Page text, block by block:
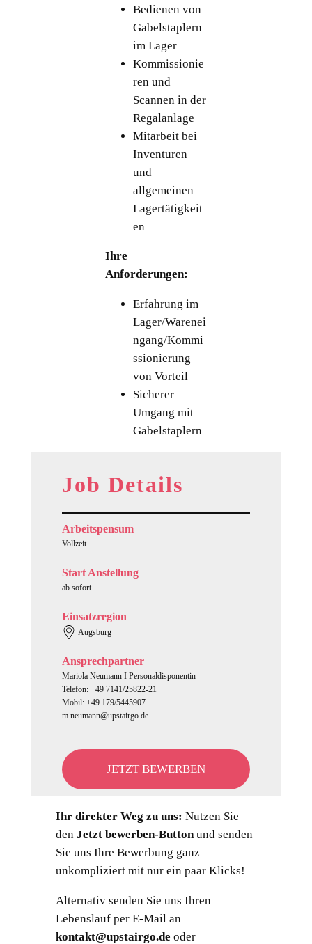
Bedienen von
Gabelstaplern
im Lager
Kommissionie
ren und
Scannen in der
Regalanlage
Mitarbeit bei
Inventuren
und
allgemeinen
Lagertätigkeit
en
Ihre
Anforderungen:
Erfahrung im
Lager/Warenei
ngang/Kommi
ssionierung
von Vorteil
Sicherer
Umgang mit
Gabelstaplern
Job Details
Arbeitspensum
Vollzeit
Start Anstellung
ab sofort
Einsatzregion
Augsburg
Ansprechpartner
Mariola Neumann I Personaldisponentin
Telefon: +49 7141/25822-21
Mobil: +49 179/5445907
m.neumann@upstairgo.de
JETZT BEWERBEN
Ihr direkter Weg zu uns: Nutzen Sie
den Jetzt bewerben-Button und senden
Sie uns Ihre Bewerbung ganz
unkompliziert mit nur ein paar Klicks!
Alternativ senden Sie uns Ihren
Lebenslauf per E-Mail an
kontakt@upstairgo.de oder